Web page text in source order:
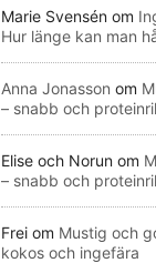
Marie Svensén om
Hur länge kan man
Anna Jonasson om
– snabb och
Elise och Norun om
– snabb och
Frei om Mustig och
kokos och ingefära